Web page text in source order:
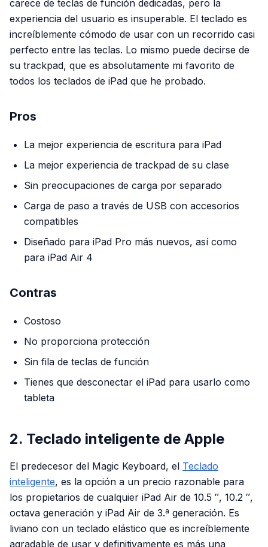
carece de teclas de función dedicadas, pero la
experiencia del usuario es insuperable. El teclado es
increíblemente cómodo de usar con un recorrido casi
perfecto entre las teclas. Lo mismo puede decirse de
su trackpad, que es absolutamente mi favorito de
todos los teclados de iPad que he probado.
Pros
La mejor experiencia de escritura para iPad
La mejor experiencia de trackpad de su clase
Sin preocupaciones de carga por separado
Carga de paso a través de USB con accesorios
compatibles
Diseñado para iPad Pro más nuevos, así como
para iPad Air 4
Contras
Costoso
No proporciona protección
Sin fila de teclas de función
Tienes que desconectar el iPad para usarlo como
tableta
2. Teclado inteligente de Apple
El predecesor del Magic Keyboard, el Teclado
inteligente, es la opción a un precio razonable para
los propietarios de cualquier iPad Air de 10.5 ″, 10.2 ″,
octava generación y iPad Air de 3.ª generación. Es
liviano con un teclado elástico que es increíblemente
agradable de usar y definitivamente es más una